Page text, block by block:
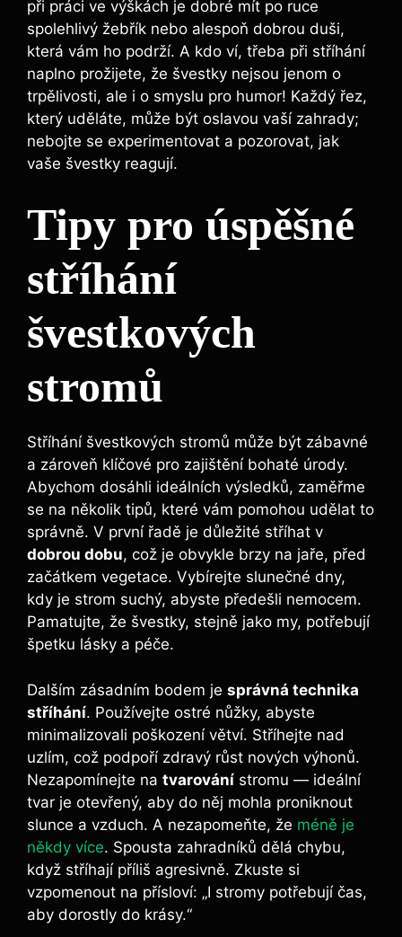
při práci ve výškách je dobré mít po ruce
spolehlivý žebřík nebo alespoň dobrou duši,
která vám ho podrží. A kdo ví, třeba při stříhání
naplno prožijete, že švestky nejsou jenom o
trpělivosti, ale i o smyslu pro humor! Každý řez,
který uděláte, může být oslavou vaší zahrady;
nebojte se experimentovat a pozorovat, jak
vaše švestky reagují.
Tipy pro úspěšné
stříhání
švestkových
stromů
Stříhání švestkových stromů může být zábavné
a zároveň klíčové pro zajištění bohaté úrody.
Abychom dosáhli ideálních výsledků, zaměřme
se na několik tipů, které vám pomohou udělat to
správně. V první řadě je důležité stříhat v
dobrou dobu, což je obvykle brzy na jaře, před
začátkem vegetace. Vybírejte slunečné dny,
kdy je strom suchý, abyste předešli nemocem.
Pamatujte, že švestky, stejně jako my, potřebují
špetku lásky a péče.
Dalším zásadním bodem je správná technika
stříhání. Používejte ostré nůžky, abyste
minimalizovali poškození větví. Stříhejte nad
uzlím, což podpoří zdravý růst nových výhonů.
Nezapomínejte na tvarování stromu — ideální
tvar je otevřený, aby do něj mohla proniknout
slunce a vzduch. A nezapomeňte, že méně je
někdy více. Spousta zahradníků dělá chybu,
když stříhají příliš agresivně. Zkuste si
vzpomenout na přísloví: „I stromy potřebují čas,
aby dorostly do krásy.“